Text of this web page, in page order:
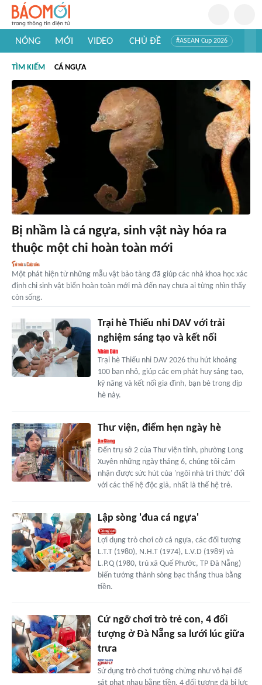
NÓNG MỚI VIDEO CHỦ ĐỀ #ASEAN Cup 2026
#Khám phá Việt Nam
TÌM KIẾM CÁ NGỰA
Bị nhầm là cá ngựa, sinh vật này hóa ra
thuộc một chi hoàn toàn mới
Một phát hiện từ những mẫu vật bảo tàng đã giúp các nhà khoa học xác
định chi sinh vật biển hoàn toàn mới mà đến nay chưa ai từng nhìn thấy
còn sống.
Trại hè Thiếu nhi DAV với trải
nghiệm sáng tạo và kết nối
Trại hè Thiếu nhi DAV 2026 thu hút khoảng
100 bạn nhỏ, giúp các em phát huy sáng tạo,
kỹ năng và kết nối gia đình, bạn bè trong dịp
hè này.
Thư viện, điểm hẹn ngày hè
Đến trụ sở 2 của Thư viện tỉnh, phường Long
Xuyên những ngày tháng 6, chúng tôi cảm
nhận được sức hút của 'ngôi nhà tri thức' đối
với các thế hệ độc giả, nhất là thế hệ trẻ.
Lập sòng 'đua cá ngựa'
Lợi dụng trò chơi cờ cá ngựa, các đối tượng
L.T.T (1980), N.H.T (1974), L.V.D (1989) và
L.P.Q (1980, trú xã Quế Phước, TP Đà Nẵng)
biến tướng thành sòng bạc thắng thua bằng
tiền.
Cứ ngỡ chơi trò trẻ con, 4 đối
tượng ở Đà Nẵng sa lưới lúc giữa
trưa
Sử dụng trò chơi tưởng chừng như vô hại để
sát phạt nhau bằng tiền, 4 đối tượng đã bị lực